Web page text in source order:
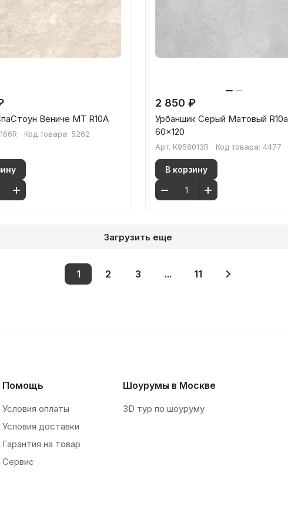
Вениче МТ R10A
Код товара: 5262
2 850 ₽
Урбаншик Серый Матовый R10a
60x120
Арт. K958013R Код товара: 4477
В корзину
Загрузить еще
1 2 3 ... 11
Помощь
Условия оплаты
Условия доставки
Гарантия на товар
Сервис
Шоурумы в Москве
3D тур по шоуруму